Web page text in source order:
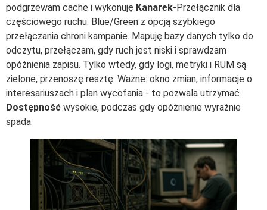
podgrzewam cache i wykonuję Kanarek-Przełącznik dla
częściowego ruchu. Blue/Green z opcją szybkiego
przełączania chroni kampanie. Mapuję bazy danych tylko do
odczytu, przełączam, gdy ruch jest niski i sprawdzam
opóźnienia zapisu. Tylko wtedy, gdy logi, metryki i RUM są
zielone, przenoszę resztę. Ważne: okno zmian, informacje o
interesariuszach i plan wycofania - to pozwala utrzymać
Dostępność wysokie, podczas gdy opóźnienie wyraźnie
spada.